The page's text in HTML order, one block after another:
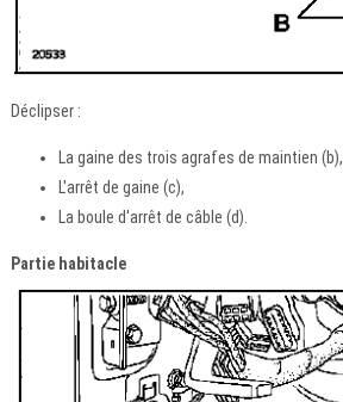
Déclipser :
La gaine des trois agrafes de maintien (b),
L'arrêt de gaine (c),
La boule d'arrêt de câble (d).
Partie habitacle